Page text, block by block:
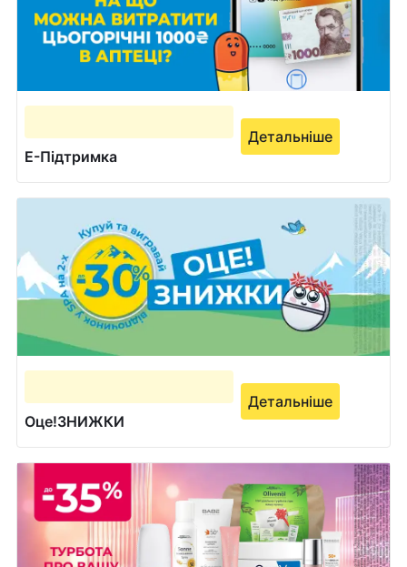
Е-Підтримка
Детальніше
Оце!ЗНИЖКИ
Детальніше